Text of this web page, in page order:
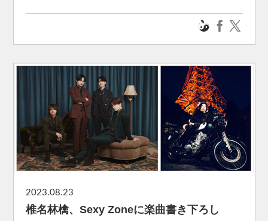
2023.08.23
椎名林檎、Sexy Zoneに楽曲書き下ろし